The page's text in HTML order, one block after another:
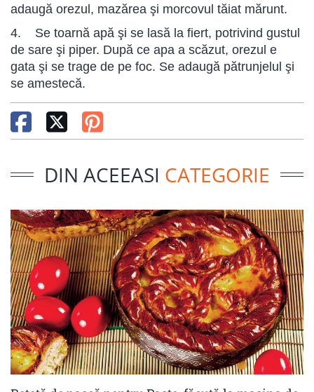
adaugă orezul, mazărea şi morcovul tăiat mărunt.
4. Se toarnă apă şi se lasă la fiert, potrivind gustul
de sare şi piper. După ce apa a scăzut, orezul e
gata şi se trage de pe foc. Se adaugă pătrunjelul şi
se amestecă.
DIN ACEEASI CATEGORIE